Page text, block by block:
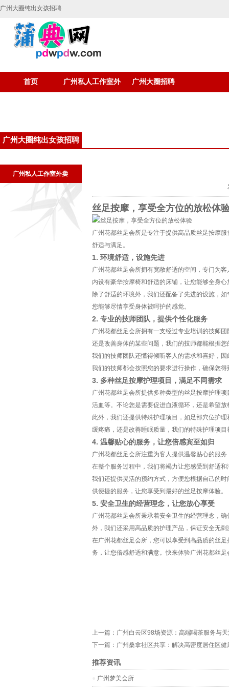
广州大圈纯出女孩招聘
首页 广州私人工作室外 广州大圈招聘
广州大圈纯出女孩招聘
广州私人工作室外卖
丝足按摩，享受全方位的放松体
广州花都丝足会所是专注于提供高品质丝足按摩
舒适与满足。
1. 环境舒适，设施先进
广州花都丝足会所拥有宽敞舒适的空间，专门为
内设有豪华按摩椅和舒适的床铺，让您能够全身心
除了舒适的环境外，我们还配备了先进的设施，
您能够尽情享受身体被呵护的感觉。
2. 专业的技师团队，提供个性化服务
广州花都丝足会所拥有一支经过专业培训的技师
还是改善身体的某些问题，我们的技师都能根据
我们的技师团队还懂得倾听客人的需求和喜好，
我们的技师都会按照您的要求进行操作，确保您
3. 多种丝足按摩护理项目，满足不同需求
广州花都丝足会所提供多种类型的丝足按摩护理
活血等。不论您是需要促进血液循环，还是希望
此外，我们还提供特殊护理项目，如足部穴位护
缓疼痛，还是改善睡眠质量，我们的特殊护理项
4. 温馨贴心的服务，让您倍感宾至如归
广州花都丝足会所注重为客人提供温馨贴心的服
在整个服务过程中，我们将竭力让您感受到舒适和
我们还提供灵活的预约方式，方便您根据自己的
供便捷的服务，让您享受到最好的丝足按摩体验。
5. 安全卫生的经营理念，让您放心享受
广州花都丝足会所秉承着安全卫生的经营理念，
外，我们还采用高品质的护理产品，保证安全无
在广州花都丝足会所，您可以享受到高品质的丝
务，让您倍感舒适和满意。快来体验广州花都丝
上一篇： 广州白云区98场资源：高端喝茶服务与
下一篇： 广州桑拿社区共享：解决高密度居住区健
推荐资讯
广州梦美会所